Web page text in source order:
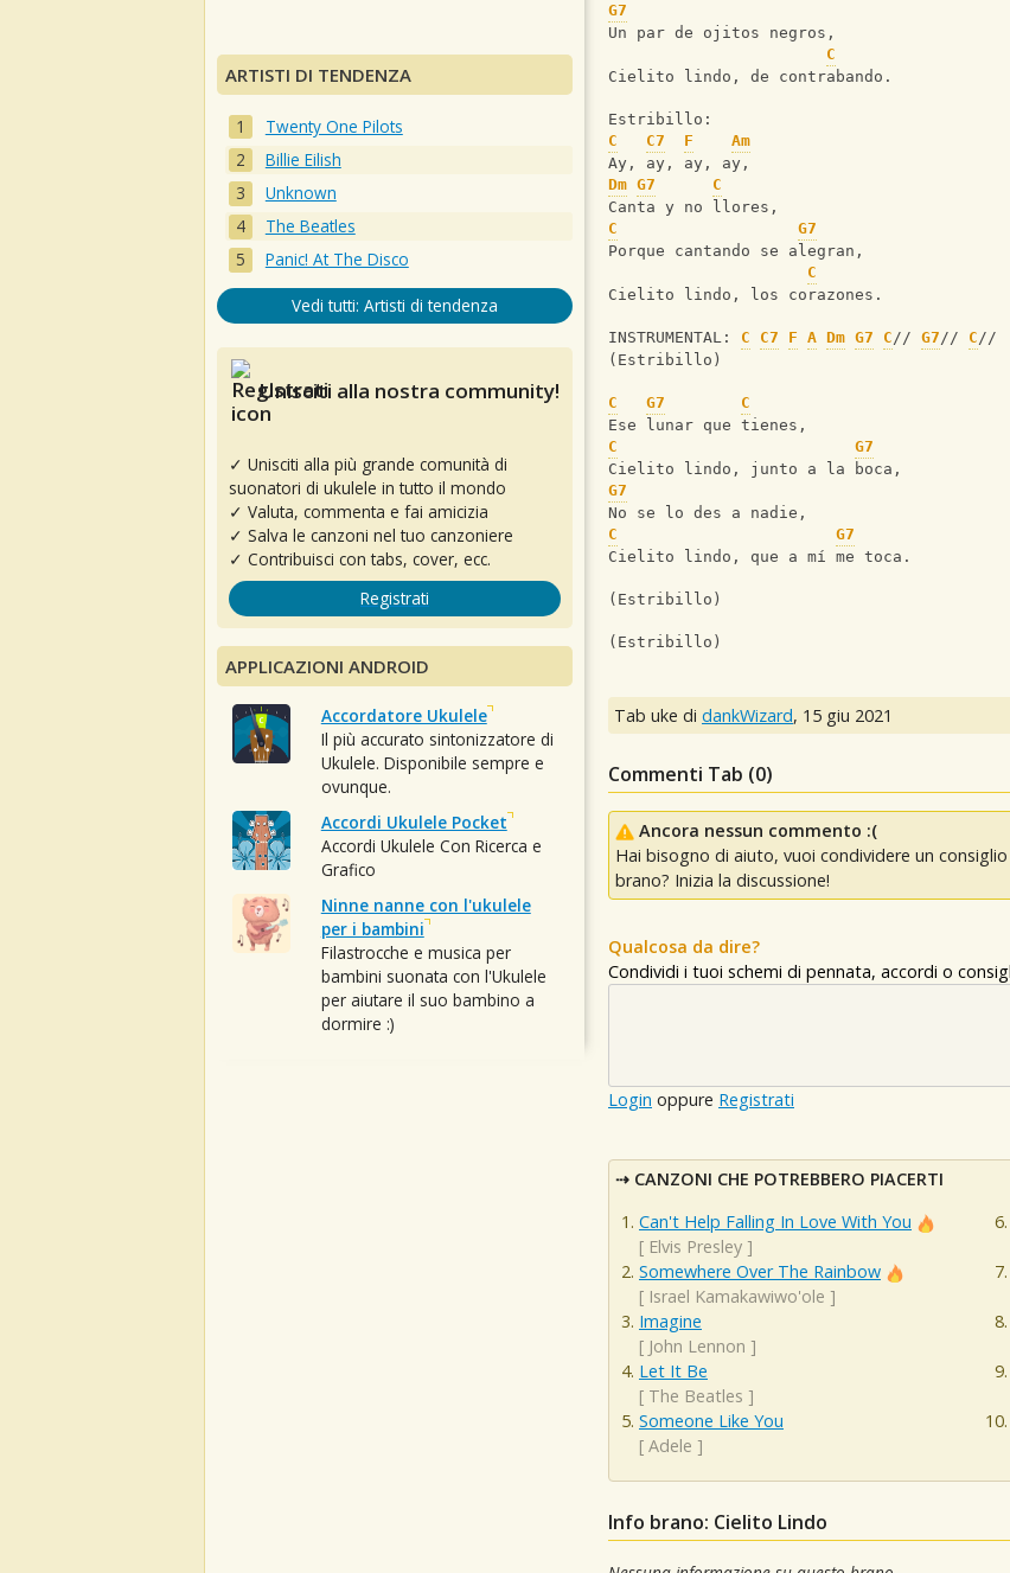
G7
Un par de ojitos negros,
C
Cielito lindo, de contrabando.
Estribillo:
C
C7 F
Am
Ay, ay, ay, ay,
Dm G7
C
Canta y no llores,
C
G7
Porque cantando se alegran,
C
Cielito lindo, los corazones.
INSTRUMENTAL: C C7 F A Dm G7 C// G7// C//
(Estribillo)
C G7
C
Ese lunar que tienes,
C
G7
Cielito lindo, junto a la boca,
G7
No se lo des a nadie,
C
G7
Cielito lindo, que a mí me toca.
(Estribillo)
(Estribillo)
Tab uke di dankWizard, 15 giu 2021
Commenti Tab (0)
Ancora nessun commento :(
Hai bisogno di aiuto, vuoi condividere un
brano? Inizia la discussione!
Qualcosa da dire?
Condividi i tuoi schemi di pennata, accordi o
Login oppure Registrati
CANZONI CHE POTREBBERO PIACERTI
Can't Help Falling In Love With You
[ Elvis Presley ]
Somewhere Over The Rainbow
[ Israel Kamakawiwo'ole ]
Imagine
[ John Lennon ]
Let It Be
[ The Beatles ]
Someone Like You
[ Adele ]
Info brano: Cielito Lindo
ARTISTI DI TENDENZA
Twenty One Pilots
Billie Eilish
Unknown
The Beatles
Panic! At The Disco
Vedi tutti: Artisti di tendenza
Unisciti alla nostra community!
✓ Unisciti alla più grande comunità di
suonatori di ukulele in tutto il mondo
✓ Valuta, commenta e fai amicizia
✓ Salva le canzoni nel tuo canzoniere
✓ Contribuisci con tabs, cover, ecc.
Registrati
APPLICAZIONI ANDROID
Accordatore Ukulele
Il più accurato sintonizzatore di
Ukulele. Disponibile sempre e
ovunque.
Accordi Ukulele Pocket
Accordi Ukulele Con Ricerca e
Grafico
Ninne nanne con l'ukulele
per i bambini
Filastrocche e musica per
bambini suonata con l'Ukulele
per aiutare il suo bambino a
dormire :)